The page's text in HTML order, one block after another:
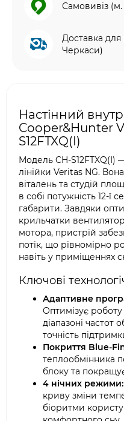
Самовивіз
Доставка
Черкаси)
Настінний
Cooper&Hunter
S12FTXQ(I)
Модель CH-S12FTXQ(I)
лінійки Veritas NG.
віталень та студій
в собі потужність 12-ї
габарити. Завдяки
крильчатки
мотора, пристрій
потік, що рівномірно
навіть у приміщеннях
Ключові
Адаптивне
Оптимізує
діапазоні частот
точність
Покриття Blue-
теплообмінника
блоку та
4 нічних режими:
криву зміни
біоритми